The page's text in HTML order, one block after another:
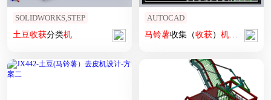
SOLIDWORKS,STEP
土豆收获分类机
AUTOCAD
马铃薯收集（收获） 机CAD